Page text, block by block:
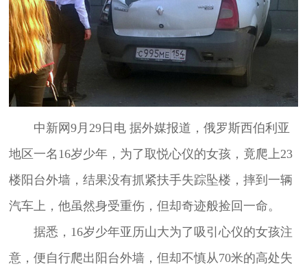
中新网9月29日电 据外媒报道，俄罗斯西伯利亚
地区一名16岁少年，为了取悦心仪的女孩，竟爬上23
楼阳台外墙，结果没有抓紧扶手失踪坠楼，摔到一辆
汽车上，他虽然身受重伤，但却奇迹般捡回一命。
据悉，16岁少年亚历山大为了吸引心仪的女孩注
意，便自行爬出阳台外墙，但却不慎从70米的高处失